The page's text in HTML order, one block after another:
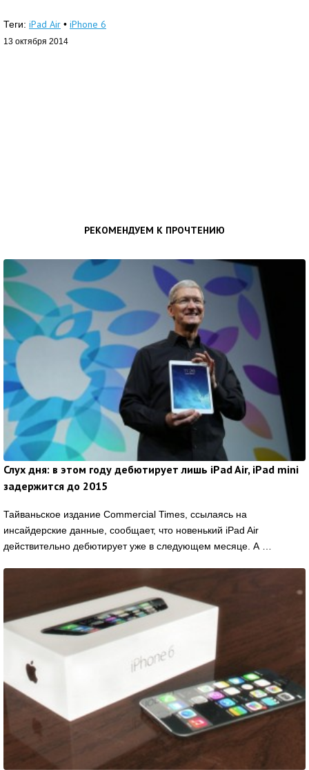
Теги: iPad Air • iPhone 6
13 октября 2014
РЕКОМЕНДУЕМ К ПРОЧТЕНИЮ
Слух дня: в этом году дебютирует лишь iPad Air, iPad mini
задержится до 2015
Тайваньское издание Commercial Times, ссылаясь на
инсайдерские данные, сообщает, что новенький iPad Air
действительно дебютирует уже в следующем месяце. А …